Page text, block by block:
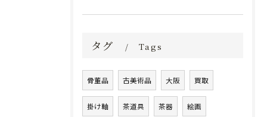
タグ Tags
骨董品 古美術品 大阪 買取
掛け軸 茶道具 茶器 絵画